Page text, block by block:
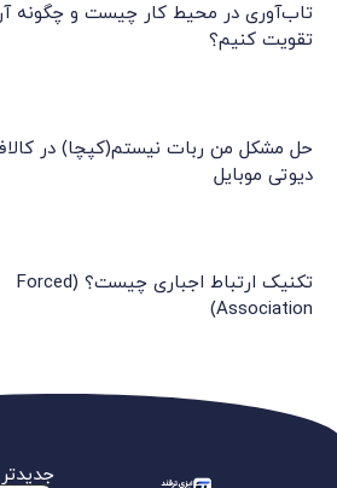
تاب‌آوری در محیط کار چیست و چگونه
تقویت کنیم؟
حل مشکل من ربات نیستم(کپچا) در
دیوتی موبایل
تکنیک ارتباط اجباری چیست؟ (Forced
Association)